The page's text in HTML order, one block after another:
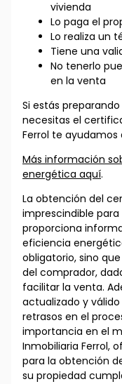
vivienda
Lo paga el
Lo realiza un
Tiene una
No tenerlo
en la venta
Si estás
necesitas el
Ferrol te
Más información
energética aquí.
La obtención del
imprescindible
proporciona
eficiencia
obligatorio, sino
del comprador,
facilitar la venta.
actualizado y
retrasos en el
importancia en el
Inmobiliaria Ferrol,
para la obtención
su propiedad